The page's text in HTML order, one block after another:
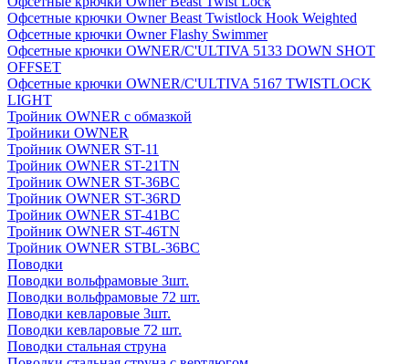
Офсетные крючки Owner Beast Twistlock Hook Weighted
Офсетные крючки Owner Flashy Swimmer
Офсетные крючки OWNER/C'ULTIVA 5133 DOWN SHOT
OFFSET
Офсетные крючки OWNER/C'ULTIVA 5167 TWISTLOCK
LIGHT
Тройник OWNER с обмазкой
Тройники OWNER
Тройник OWNER ST-11
Тройник OWNER ST-21TN
Тройник OWNER ST-36BC
Тройник OWNER ST-36RD
Тройник OWNER ST-41BC
Тройник OWNER ST-46TN
Тройник OWNER STBL-36BC
Поводки
Поводки вольфрамовые 3шт.
Поводки вольфрамовые 72 шт.
Поводки кевларовые 3шт.
Поводки кевларовые 72 шт.
Поводки стальная струна